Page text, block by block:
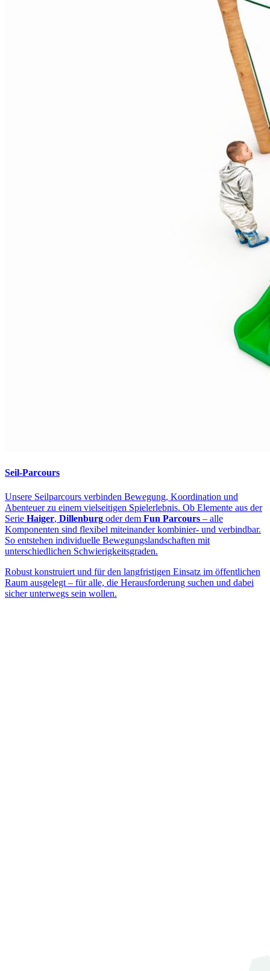
Seil-Parcours
Unsere Seilparcours verbinden Bewegung, Koordination und
Abenteuer zu einem vielseitigen Spielerlebnis. Ob Elemente aus der
Serie Haiger, Dillenburg oder dem Fun Parcours – alle
Komponenten sind flexibel miteinander kombinier- und verbindbar.
So entstehen individuelle Bewegungslandschaften mit
unterschiedlichen Schwierigkeitsgraden.
Robust konstruiert und für den langfristigen Einsatz im öffentlichen
Raum ausgelegt – für alle, die Herausforderung suchen und dabei
sicher unterwegs sein wollen.